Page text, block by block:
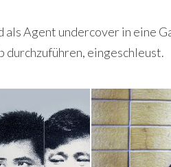
Agent undercover in eine
durchzuführen, eingeschleust.